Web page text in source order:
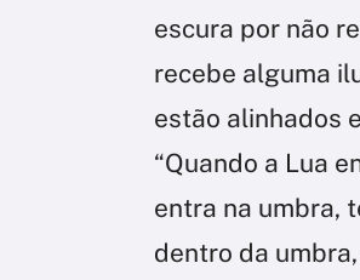
escura por não
recebe alguma
estão alinhados
“Quando a Lua
entra na umbra,
dentro da